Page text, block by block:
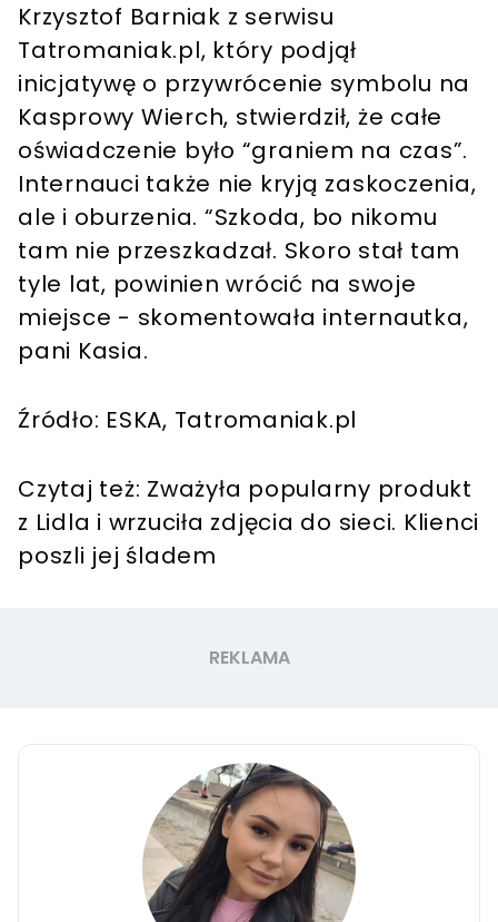
Krzysztof Barniak z serwisu
Tatromaniak.pl, który podjął
inicjatywę o przywrócenie symbolu na
Kasprowy Wierch, stwierdził, że całe
oświadczenie było “graniem na czas”.
Internauci także nie kryją zaskoczenia,
ale i oburzenia. “Szkoda, bo nikomu
tam nie przeszkadzał. Skoro stał tam
tyle lat, powinien wrócić na swoje
miejsce - skomentowała internautka,
pani Kasia.
Źródło: ESKA, Tatromaniak.pl
Czytaj też: Zważyła popularny produkt
z Lidla i wrzuciła zdjęcia do sieci. Klienci
poszli jej śladem